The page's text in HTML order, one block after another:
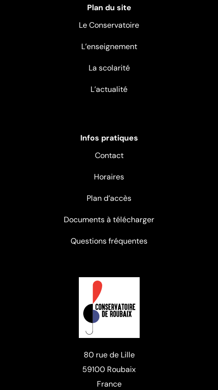
Plan du site
Le Conservatoire
L’enseignement
La scolarité
L’actualité
Infos pratiques
Contact
Horaires
Plan d’accès
Documents à télécharger
Questions fréquentes
80 rue de Lille
59100 Roubaix
France